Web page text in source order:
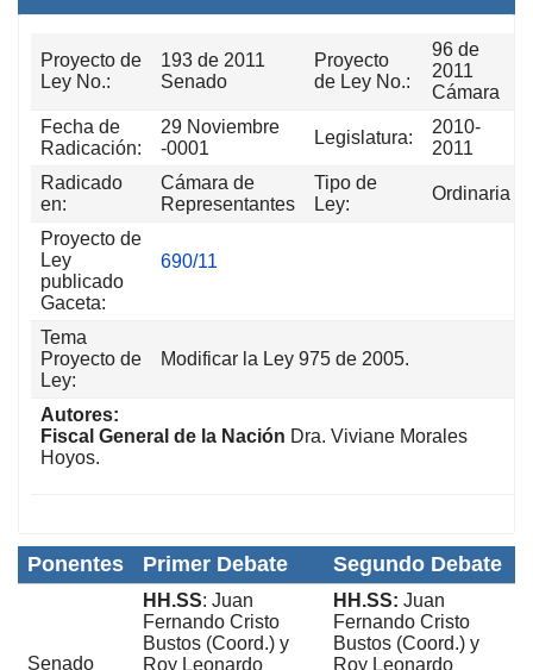
Proyecto de
Ley No.:
193 de 2011
Senado
Proyecto
de Ley No.:
96 de
2011
Cámara
Fecha de
Radicación:
29 Noviembre
-0001
Legislatura:
2010-
2011
Radicado
en:
Cámara de
Representantes
Tipo de
Ley:
Ordinaria
Proyecto de
Ley
publicado
Gaceta:
690/11
Tema
Proyecto de
Ley:
Modificar la Ley 975 de 2005.
Autores:
Fiscal General de la Nación Dra. Viviane Morales
Hoyos.
Ponentes Primer Debate Segundo Debate
Senado
HH.SS: Juan
Fernando Cristo
Bustos (Coord.) y
Roy Leonardo
HH.SS: Juan
Fernando Cristo
Bustos (Coord.) y
Roy Leonardo